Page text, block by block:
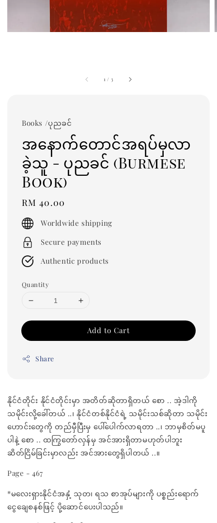
1 / 3
Books /ပုညခင်
အနောက်တောင်အရပ်မှလာ
ခဲ့သူ - ပုညခင် (Burmese
Book)
Regular
price
RM 40.00
Worldwide shipping
Secure payments
Authentic products
Quantity
Add to Cart
Share
နိုင်ငံတိုင်း နိုင်ငံတိုင်းမှာ အတိတ်ဆိုတာရှိတယ် စော .. အဲ့ဒါကို
သမိုင်းလို့ခေါ်တယ် ..၊ နိုင်ငံတစ်နိုင်ငံရဲ့ သမိုင်းသစ်ဆိုတာ သမိုင်း
ဟောင်းတွေကို တည်မှီပြီးမှ ပေါ်ပေါက်လာရတာ ..၊ ဘာမှစိတ်မပူ
ပါနဲ့ စော .. ထကြွတော်လှန်မှ အင်အားရှိတာမဟုတ်ပါဘူး
ဆိတ်ငြိမ်ခြင်းမှာလည်း အင်အားတွေရှိပါတယ် ..။
Page - 467
*မလေးရှားနိုင်ငံအနှံ့ သုတ၊ ရသ စာအုပ်များကို ပစ္စည်းရောက်
ငွေချေစနစ်ဖြင့် ပို့ဆောင်ပေးပါသည်။